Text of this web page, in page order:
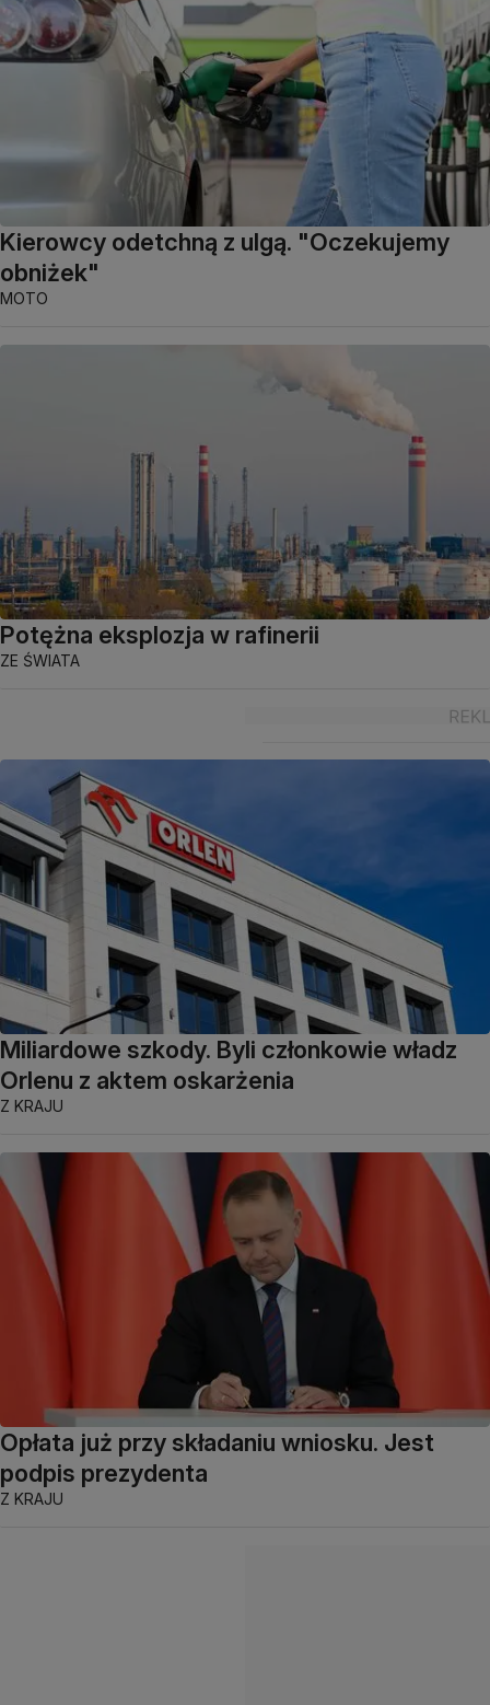
Kierowcy odetchną z ulgą. "Oczekujemy
obniżek"
MOTO
Potężna eksplozja w rafinerii
ZE ŚWIATA
Miliardowe szkody. Byli członkowie władz
Orlenu z aktem oskarżenia
Z KRAJU
Opłata już przy składaniu wniosku. Jest
podpis prezydenta
Z KRAJU